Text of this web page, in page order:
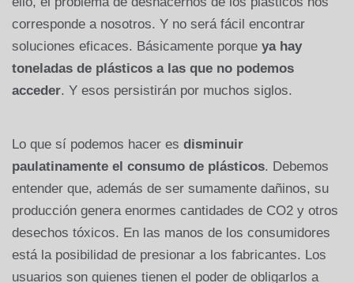
corresponde a nosotros. Y no será fácil encontrar
soluciones eficaces. Básicamente porque ya hay
toneladas de plásticos a las que no podemos
acceder. Y esos persistirán por muchos siglos.
Lo que sí podemos hacer es disminuir
paulatinamente el consumo de plásticos. Debemos
entender que, además de ser sumamente dañinos, su
producción genera enormes cantidades de CO2 y otros
desechos tóxicos. En las manos de los consumidores
está la posibilidad de presionar a los fabricantes. Los
usuarios son quienes tienen el poder de obligarlos a